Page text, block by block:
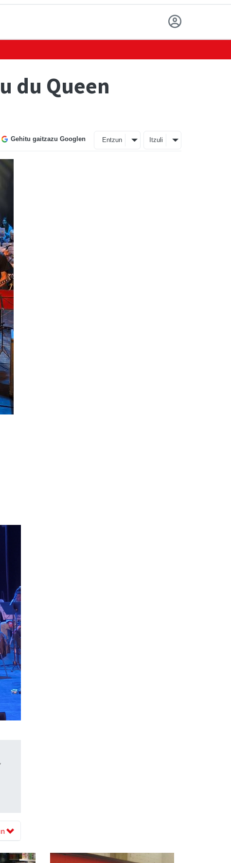
du Queen
Gehitu gaitzazu Googlen Entzun Itzuli